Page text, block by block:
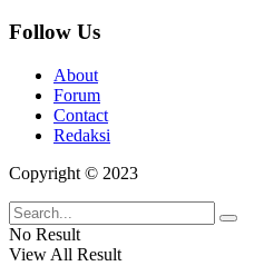
Follow Us
About
Forum
Contact
Redaksi
Copyright © 2023
No Result
View All Result